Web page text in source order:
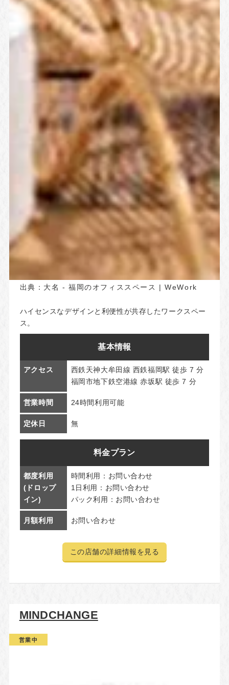
出典： 大名 - 福岡のオフィススペース | WeWork
ハイセンスなデザインと利便性が共存したワークスペー
ス。
基本情報
アクセス
西鉄天神大牟田線 西鉄福岡駅 徒歩 7 分
福岡市地下鉄空港線 赤坂駅 徒歩 7 分
営業時間 24時間利用可能
定休日 無
料金プラン
都度利用
(ドロップ
イン)
時間利用：お問い合わせ
1日利用：お問い合わせ
パック利用：お問い合わせ
月額利用 お問い合わせ
この店舗の詳細情報を見る
MINDCHANGE
営業中